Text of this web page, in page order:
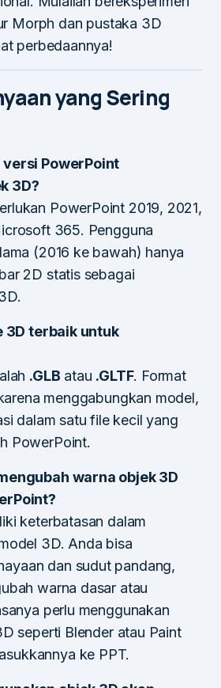
Morph dan pustaka 3D
perbedaannya!
yang Sering
versi PowerPoint
3D?
PowerPoint 2019, 2021,
365. Pengguna
(2016 ke bawah) hanya
2D statis sebagai
3D terbaik untuk
.GLB atau .GLTF. Format
menggabungkan model,
dalam satu file kecil yang
PowerPoint.
warna objek 3D
keterbatasan dalam
3D. Anda bisa
dan sudut pandang,
warna dasar atau
perlu menggunakan
seperti Blender atau Paint
ke PPT.